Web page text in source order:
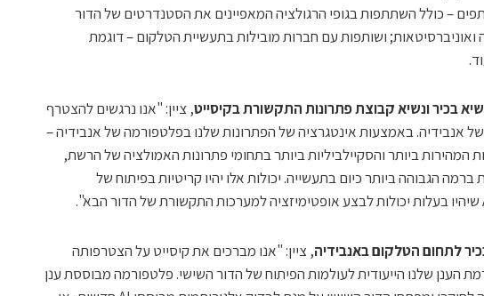
– כולל השתתפות בגופי הרגולציה המאפיינים את הסטנדרטים של הדור
ושותפות עם חברות מובילות בתעשיית הטלקום – דוגמת
בכיר ונשיא קבוצת פתרונות התקשורת בקיסייט, ציין: "אנו נרגשים להצטרף
אנבידיה. באמצעות אינטגרציה של הפתרונות שלנו בפלטפורמה של אנבידיה –
המהירות ביותר והסקיילביליות ביותר בתחומי פתרונות האמולציה של הרשת,
הגבוהה ביותר כיום בתעשייה. יכולות אלו יהיו קריטיות בפיתוח של
לתחום הטלקום באנבידיה, ציין: "אנו מברכים את קיסייט על הצטרפותה
הענן שלנו הייעודית לעולמות הפיתוח של הדור השישי. פלטפורמה מבוססת ענן